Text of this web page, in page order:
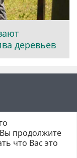
деревьев
продолжите
что Вас это